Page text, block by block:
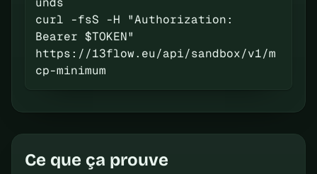
curl -fsS -H "Authorization:
Bearer $TOKEN"
https://13flow.eu/api/sandbox/v1/m
cp-minimum
Ce que ça prouve